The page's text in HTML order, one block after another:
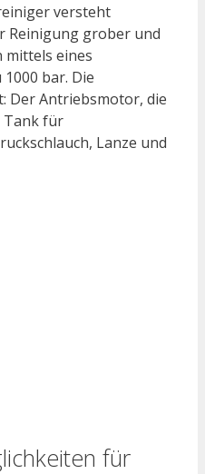
versteht
Reinigung grober und
mittels eines
bar. Die
Der Antriebsmotor, die
Tank für
Lanze und
für